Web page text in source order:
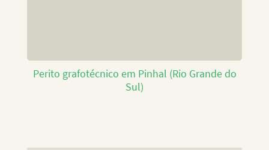
Perito grafotécnico em Pinhal (Rio Grande do
Sul)